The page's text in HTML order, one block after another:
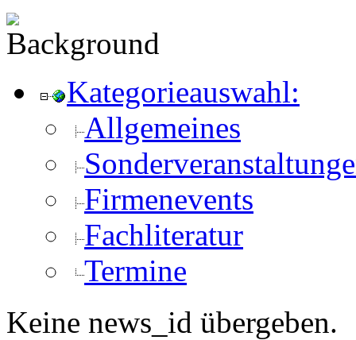
Kategorieauswahl:
Allgemeines
Firmenevents
Fachliteratur
Termine
Keine news_id übergeben.